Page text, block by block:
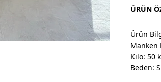
ÜRÜN
Ürün
Manken
Kilo: 50
Beden: S